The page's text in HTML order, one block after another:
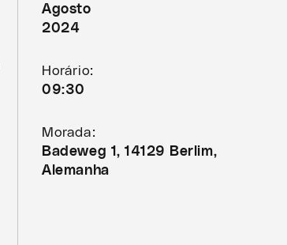
Agosto
2024
Horário:
09:30
Morada:
Badeweg 1, 14129 Berlim,
Alemanha